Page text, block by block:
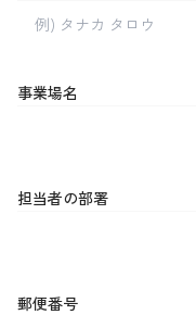
事業場名
担当者の部署
郵便番号